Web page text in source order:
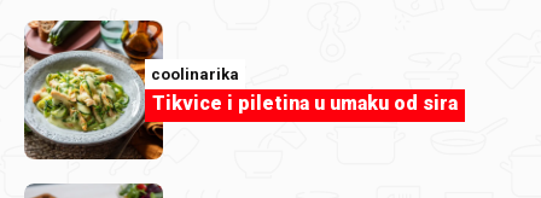
image.jpg
coolinarika
Tikvice i piletina u umaku od sira